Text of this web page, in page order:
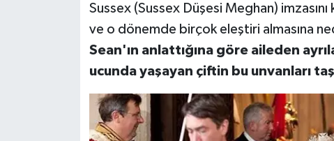
Sussex (Sussex Düşesi Meghan)
ve o dönemde birçok eleştiri almasına
Sean'ın anlattığına göre aileden
ucunda yaşayan çiftin bu unvanları